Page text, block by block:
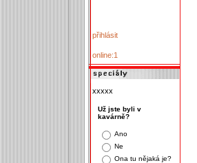
přihlásit
online:1
xxxxx
Už jste byli v
kavárně?
Ano
Ne
Ona tu nějaká je?